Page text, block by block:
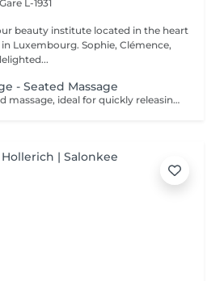
Gare L-1931
beauty institute located in the heart
Sophie, Clémence,
- Seated Massage
A deeply relaxing seated massage, ideal for quickly releasing built-up tension. Inspired by Ayurvedic techniques, this treatment focuses on the upper back, shoulders, neck and scalp to relieve muscular tension and calm the nervous system. Through targeted movements, it provides an immediate feeling of lightness, promotes mental relaxation and improves overall rest. An ideal treatment for a quick and effective break, helping you release pressure and restore a sense of calm and balance.